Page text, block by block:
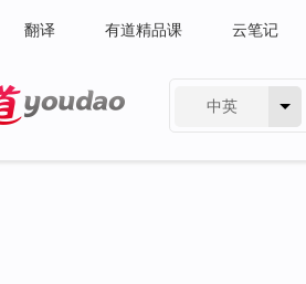
翻译 有道精品课 云笔记
中英